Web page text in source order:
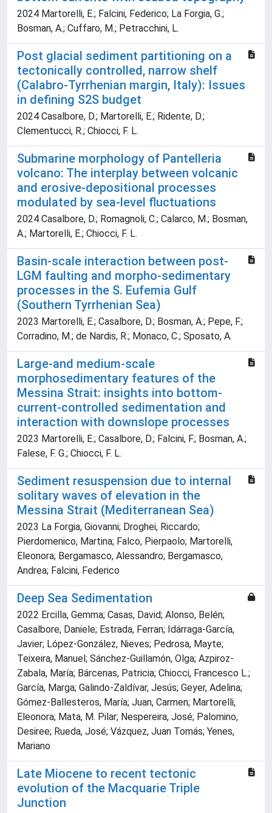
2024 Martorelli, E.; Falcini, Federico; La Forgia, G.;
Bosman, A.; Cuffaro, M.; Petracchini, L.
Post glacial sediment partitioning on a
tectonically controlled, narrow shelf
(Calabro-Tyrrhenian margin, Italy): Issues
in defining S2S budget
2024 Casalbore, D.; Martorelli, E.; Ridente, D.;
Clementucci, R.; Chiocci, F. L.
Submarine morphology of Pantelleria
volcano: The interplay between volcanic
and erosive-depositional processes
modulated by sea-level fluctuations
2024 Casalbore, D.; Romagnoli, C.; Calarco, M.; Bosman,
A.; Martorelli, E.; Chiocci, F. L.
Basin-scale interaction between post-
LGM faulting and morpho-sedimentary
processes in the S. Eufemia Gulf
(Southern Tyrrhenian Sea)
2023 Martorelli, E.; Casalbore, D.; Bosman, A.; Pepe, F.;
Corradino, M.; de Nardis, R.; Monaco, C.; Sposato, A.
Large-and medium-scale
morphosedimentary features of the
Messina Strait: insights into bottom-
current-controlled sedimentation and
interaction with downslope processes
2023 Martorelli, E.; Casalbore, D.; Falcini, F.; Bosman, A.;
Falese, F. G.; Chiocci, F. L.
Sediment resuspension due to internal
solitary waves of elevation in the
Messina Strait (Mediterranean Sea)
2023 La Forgia, Giovanni; Droghei, Riccardo;
Pierdomenico, Martina; Falco, Pierpaolo; Martorelli,
Eleonora; Bergamasco, Alessandro; Bergamasco,
Andrea; Falcini, Federico
Deep Sea Sedimentation
2022 Ercilla, Gemma; Casas, David; Alonso, Belén;
Casalbore, Daniele; Estrada, Ferran; Idárraga-García,
Javier; López-González, Nieves; Pedrosa, Mayte;
Teixeira, Manuel; Sánchez-Guillamón, Olga; Azpiroz-
Zabala, María; Bárcenas, Patricia; Chiocci, Francesco L.;
García, Marga; Galindo-Zaldívar, Jesús; Geyer, Adelina;
Gómez-Ballesteros, María; Juan, Carmen; Martorelli,
Eleonora; Mata, M. Pilar; Nespereira, José; Palomino,
Desiree; Rueda, José; Vázquez, Juan Tomás; Yenes,
Mariano
Late Miocene to recent tectonic
evolution of the Macquarie Triple
Junction